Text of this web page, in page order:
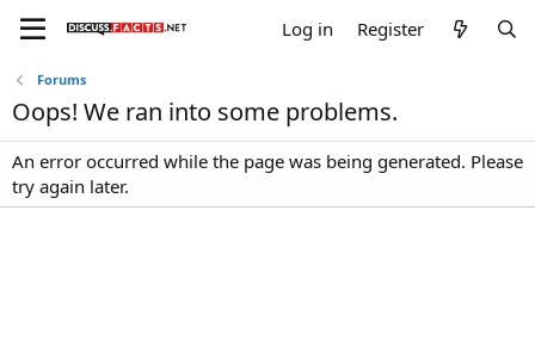
Log in Register
Forums
Oops! We ran into some problems.
An error occurred while the page was being generated. Please
try again later.